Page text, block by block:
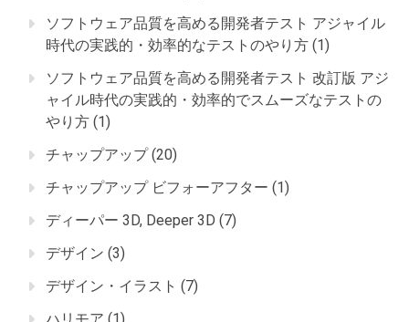
ソフトウェア品質を高める開発者テスト アジャイル
時代の実践的・効率的なテストのやり方 (1)
ソフトウェア品質を高める開発者テスト 改訂版 アジ
ャイル時代の実践的・効率的でスムーズなテストの
やり方 (1)
チャップアップ(20)
チャップアップ ビフォーアフター (1)
ディーパー 3D, Deeper 3D (7)
デザイン (3)
デザイン・イラスト (7)